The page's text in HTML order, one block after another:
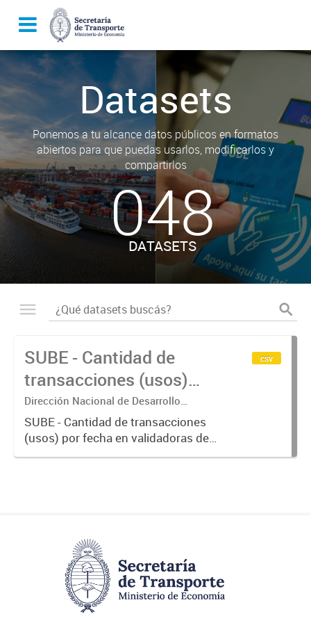
Datasets
Ponemos a tu alcance datos públicos en formatos
abiertos para que puedas usarlos, modificarlos y
compartirlos
048
DATASETS
SUBE - Cantidad de
transacciones (usos)
por fecha
Dirección Nacional de Desarrollo
Tecnológico - Ministerio de Transporte.
SUBE - Cantidad de transacciones
(usos) por fecha en validadoras de
la red SUBE.
csv